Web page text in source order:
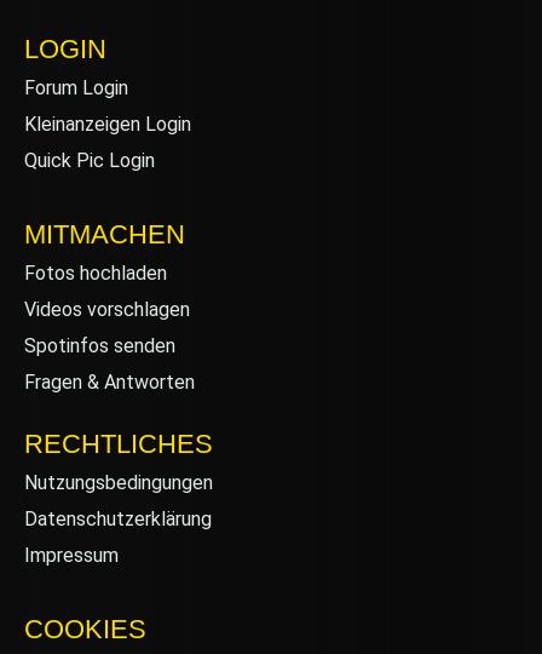
LOGIN
Forum Login
Kleinanzeigen Login
Quick Pic Login
MITMACHEN
Fotos hochladen
Videos vorschlagen
Spotinfos senden
Fragen & Antworten
RECHTLICHES
Nutzungsbedingungen
Datenschutzerklärung
Impressum
COOKIES